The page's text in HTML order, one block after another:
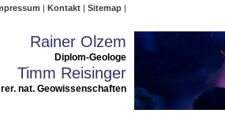
Kontakt Sitemap
Rainer Olzem
Diplom-Geologe
Timm Reisinger
rer. nat. Geowissenschaften